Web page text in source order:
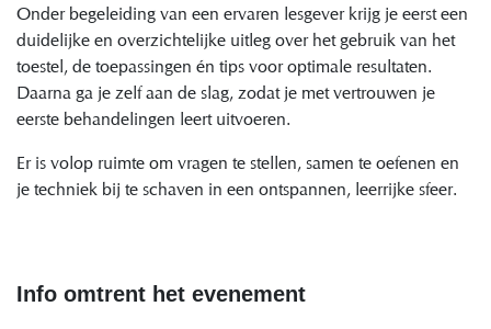
Onder begeleiding van een ervaren lesgever krijg je eerst een
duidelijke en overzichtelijke uitleg over het gebruik van het
toestel, de toepassingen én tips voor optimale resultaten.
Daarna ga je zelf aan de slag, zodat je met vertrouwen je
eerste behandelingen leert uitvoeren.
Er is volop ruimte om vragen te stellen, samen te oefenen en
je techniek bij te schaven in een ontspannen, leerrijke sfeer.
Info omtrent het evenement